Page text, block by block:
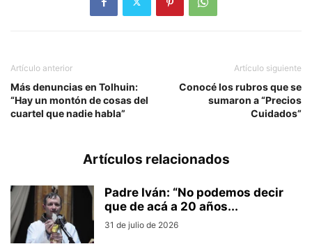
Artículo anterior
Más denuncias en Tolhuin:
“Hay un montón de cosas del
cuartel que nadie habla”
Artículo siguiente
Conocé los rubros que se
sumaron a “Precios
Cuidados”
Artículos relacionados
Padre Iván: “No podemos decir
que de acá a 20 años...
31 de julio de 2026